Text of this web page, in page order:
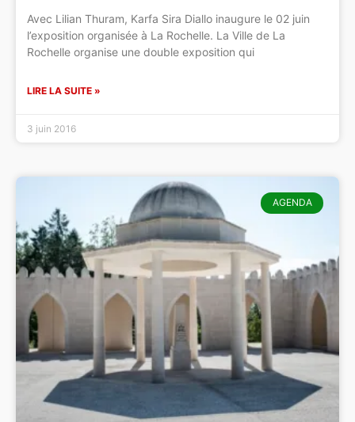
Avec Lilian Thuram, Karfa Sira Diallo inaugure le 02 juin
l’exposition organisée à La Rochelle. La Ville de La
Rochelle organise une double exposition qui
LIRE LA SUITE »
3 juin 2016
AGENDA